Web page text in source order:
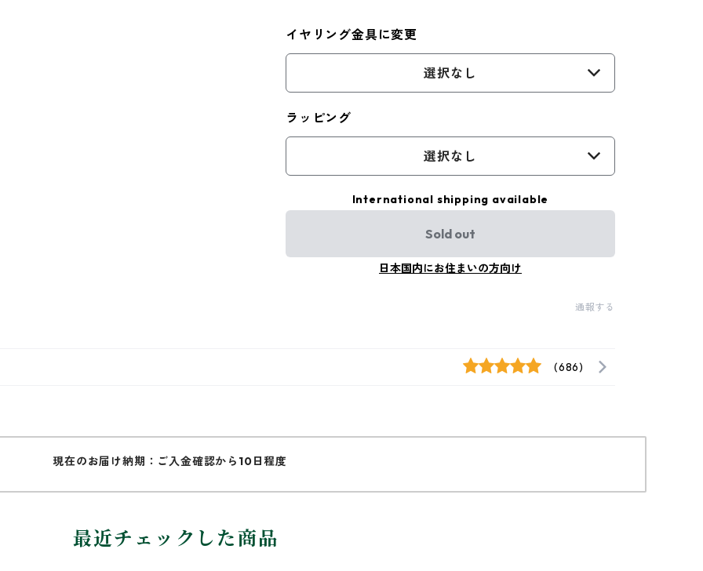
イヤリング金具に変更
選択なし
ラッピング
選択なし
International shipping available
Sold out
日本国内にお住まいの方向け
通報する
(686)
現在のお届け納期：ご入金確認から10日程度
最近チェックした商品